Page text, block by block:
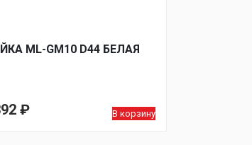
ML-GM10 D44 БЕЛАЯ
₽ В корзину